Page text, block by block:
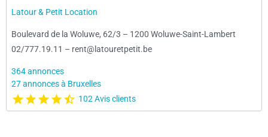
Latour & Petit Location
Boulevard de la Woluwe, 62/3 – 1200 Woluwe-Saint-Lambert
02/777.19.11 – rent@latouretpetit.be
364 annonces
27 annonces à Bruxelles
102 Avis clients